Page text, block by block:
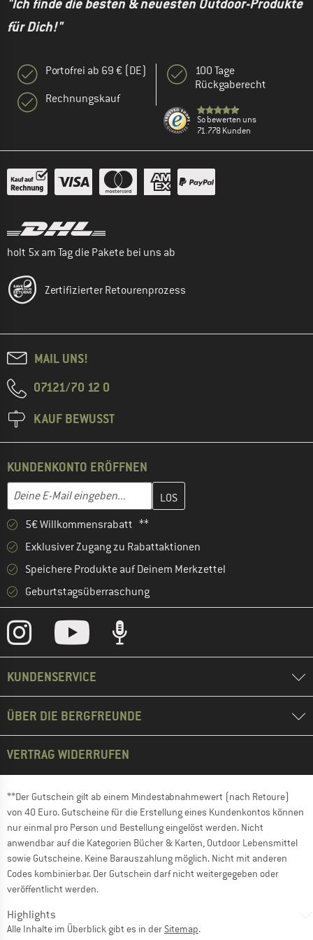
"Ich finde die besten & neuesten Outdoor-Produkte
für Dich!"
Portofrei ab 69 € (DE)
Rechnungskauf
100 Tage
Rückgaberecht
So bewerten uns
71.778 Kunden
holt 5x am Tag die Pakete bei uns ab
Zertifizierter Retourenprozess
MAIL UNS!
07121/70 12 0
KAUF BEWUSST
KUNDENKONTO ERÖFFNEN
E-Mail-Adresse
Gib hier deine E-Mail-Adresse ein und erstelle im nächsten
5€ Willkommensrabatt **
Exklusiver Zugang zu Rabattaktionen
Speichere Produkte auf Deinem Merkzettel
Geburtstagsüberraschung
KUNDENSERVICE
ÜBER DIE BERGFREUNDE
VERTRAG WIDERRUFEN
**Der Gutschein gilt ab einem Mindestabnahmewert (nach Retoure)
von 40 Euro. Gutscheine für die Erstellung eines Kundenkontos können
nur einmal pro Person und Bestellung eingelöst werden. Nicht
anwendbar auf die Kategorien Bücher & Karten, Outdoor Lebensmittel
sowie Gutscheine. Keine Barauszahlung möglich. Nicht mit anderen
Codes kombinierbar. Der Gutschein darf nicht weitergegeben oder
veröffentlicht werden.
Highlights
Alle Inhalte im Überblick gibt es in der Sitemap.